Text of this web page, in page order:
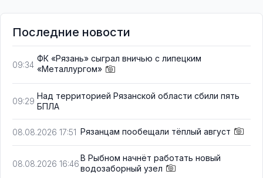
Последние новости
09:34
ФК «Рязань» сыграл вничью с липецким
«Металлургом»
09:29
Над территорией Рязанской области сбили пять
БПЛА
08.08.2026 17:51 Рязанцам пообещали тёплый август
08.08.2026 16:46
В Рыбном начнёт работать новый
водозаборный узел